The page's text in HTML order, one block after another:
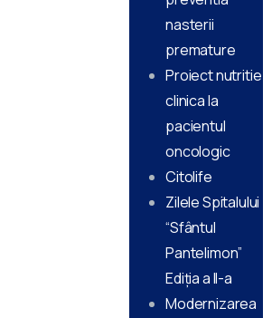
nasterii
premature
Proiect nutritie
clinica la
pacientul
oncologic
Citolife
Zilele Spitalului
“Sfântul
Pantelimon”
Ediţia a II-a
Modernizarea